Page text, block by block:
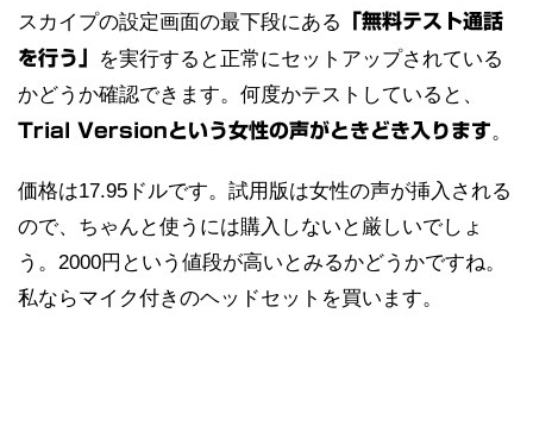
スカイプの設定画面の最下段にある
「無料テスト通話
を行う」
を実行すると正常にセットアップされている
かどうか確認できます。何度かテストしていると、
Trial Versionという女性の声がときどき入ります。
価格は17.95ドルです。試用版は女性の声が挿入される
ので、ちゃんと使うには購入しないと厳しいでしょ
う。2000円という値段が高いとみるかどうかですね。
私ならマイク付きのヘッドセットを買います。